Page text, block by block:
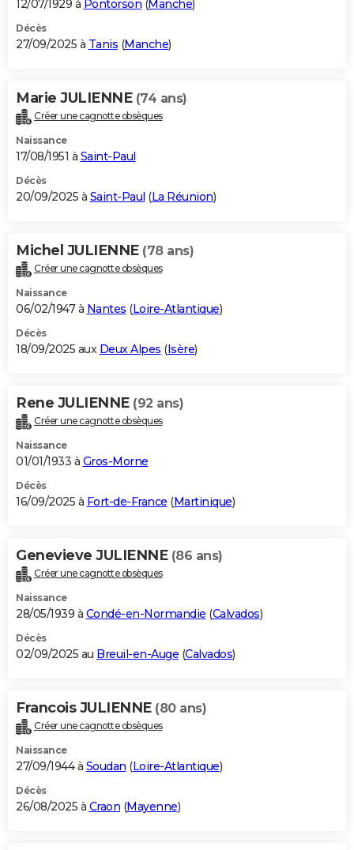
12/07/1929 à Pontorson (Manche)
Décès
27/09/2025 à Tanis (Manche)
Marie JULIENNE (74 ans)
Créer une cagnotte obsèques
Naissance
17/08/1951 à Saint-Paul
Décès
20/09/2025 à Saint-Paul (La Réunion)
Michel JULIENNE (78 ans)
Créer une cagnotte obsèques
Naissance
06/02/1947 à Nantes (Loire-Atlantique)
Décès
18/09/2025 aux Deux Alpes (Isère)
Rene JULIENNE (92 ans)
Créer une cagnotte obsèques
Naissance
01/01/1933 à Gros-Morne
Décès
16/09/2025 à Fort-de-France (Martinique)
Genevieve JULIENNE (86 ans)
Créer une cagnotte obsèques
Naissance
28/05/1939 à Condé-en-Normandie (Calvados)
Décès
02/09/2025 au Breuil-en-Auge (Calvados)
Francois JULIENNE (80 ans)
Créer une cagnotte obsèques
Naissance
27/09/1944 à Soudan (Loire-Atlantique)
Décès
26/08/2025 à Craon (Mayenne)